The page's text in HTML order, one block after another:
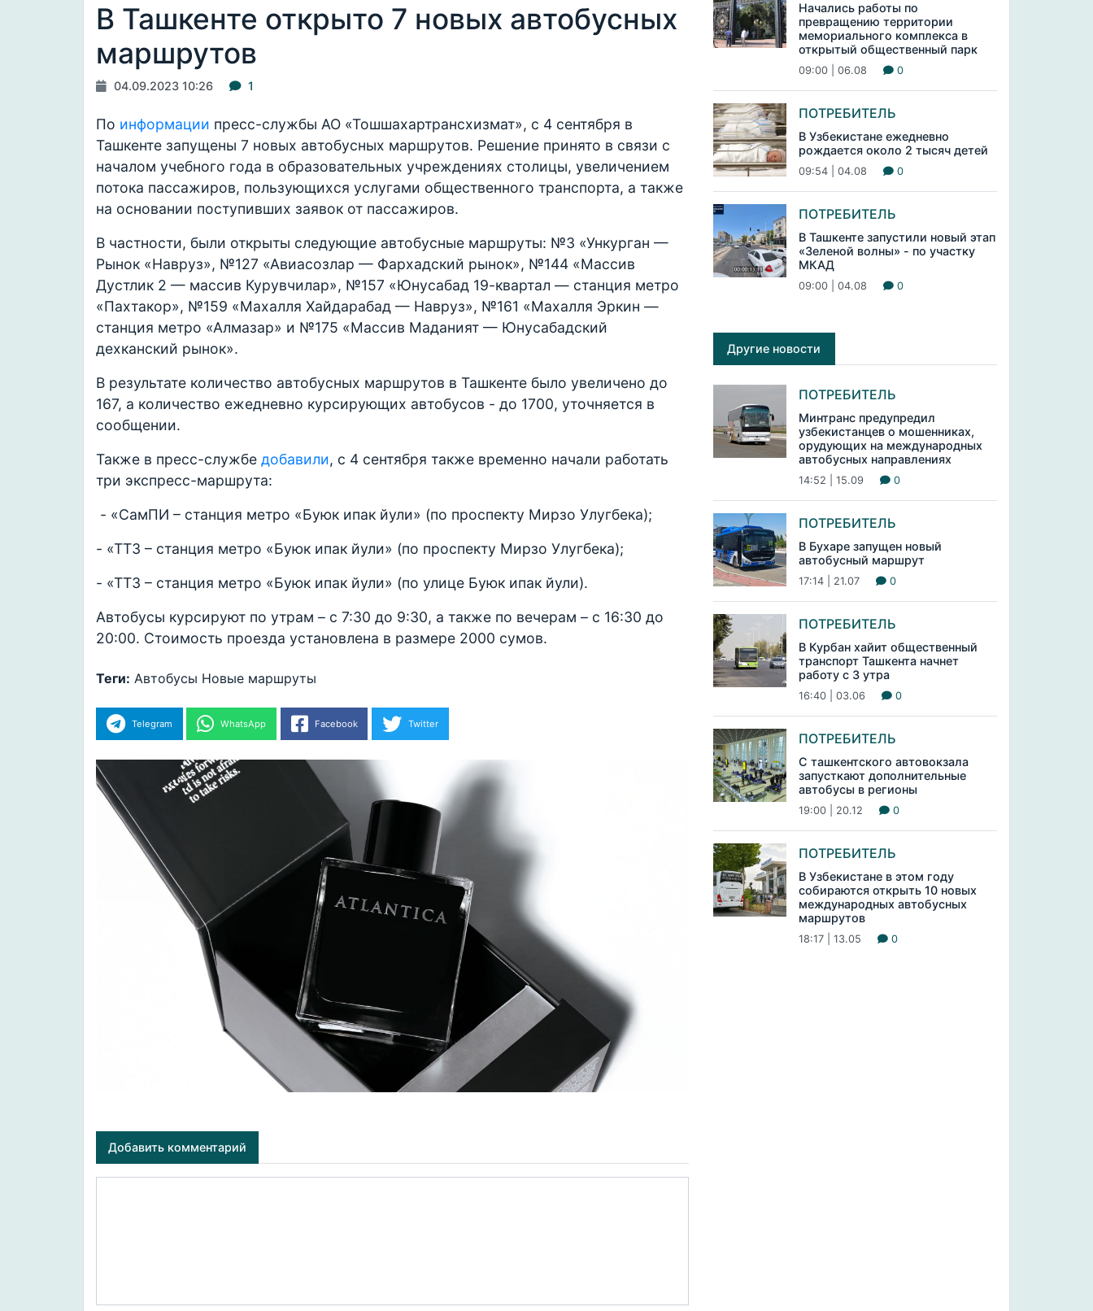
В Ташкенте открыто 7 новых автобусных
маршрутов
04.09.2023 10:26 1
По информации пресс-службы АО «Тошшахартрансхизмат», с 4 сентября в
Ташкенте запущены 7 новых автобусных маршрутов. Решение принято в связи с
началом учебного года в образовательных учреждениях столицы, увеличением
потока пассажиров, пользующихся услугами общественного транспорта, а также
на основании поступивших заявок от пассажиров.
В частности, были открыты следующие автобусные маршруты: №3 «Ункурган —
Рынок «Навруз», №127 «Авиасозлар — Фархадский рынок», №144 «Массив
Дустлик 2 — массив Курувчилар», №157 «Юнусабад 19-квартал — станция метро
«Пахтакор», №159 «Махалля Хайдарабад — Навруз», №161 «Махалля Эркин —
станция метро «Алмазар» и №175 «Массив Маданият — Юнусабадский
дехканский рынок».
В результате количество автобусных маршрутов в Ташкенте было увеличено до
167, а количество ежедневно курсирующих автобусов - до 1700, уточняется в
сообщении.
Также в пресс-службе добавили, с 4 сентября также временно начали работать
три экспресс-маршрута:
- «СамПИ – станция метро «Буюк ипак йули» (по проспекту Мирзо Улугбека);
- «ТТЗ – станция метро «Буюк ипак йули» (по проспекту Мирзо Улугбека);
- «ТТЗ – станция метро «Буюк ипак йули» (по улице Буюк ипак йули).
Автобусы курсируют по утрам – с 7:30 до 9:30, а также по вечерам – с 16:30 до
20:00. Стоимость проезда установлена ​​в размере 2000 сумов.
Теги: Автобусы Новые маршруты
Telegram WhatsApp Facebook Twitter
Добавить комментарий
Начались работы по
превращению территории
мемориального комплекса в
открытый общественный парк
09:00 | 06.08 0
ПОТРЕБИТЕЛЬ
В Узбекистане ежедневно
рождается около 2 тысяч детей
09:54 | 04.08 0
ПОТРЕБИТЕЛЬ
В Ташкенте запустили новый этап
«Зеленой волны» - по участку
МКАД
09:00 | 04.08 0
Другие новости
ПОТРЕБИТЕЛЬ
Минтранс предупредил
узбекистанцев о мошенниках,
орудующих на международных
автобусных направлениях
14:52 | 15.09 0
ПОТРЕБИТЕЛЬ
В Бухаре запущен новый
автобусный маршрут
17:14 | 21.07 0
ПОТРЕБИТЕЛЬ
В Курбан хайит общественный
транспорт Ташкента начнет
работу с 3 утра
16:40 | 03.06 0
ПОТРЕБИТЕЛЬ
С ташкентского автовокзала
запусткают дополнительные
автобусы в регионы
19:00 | 20.12 0
ПОТРЕБИТЕЛЬ
В Узбекистане в этом году
собираются открыть 10 новых
международных автобусных
маршрутов
18:17 | 13.05 0